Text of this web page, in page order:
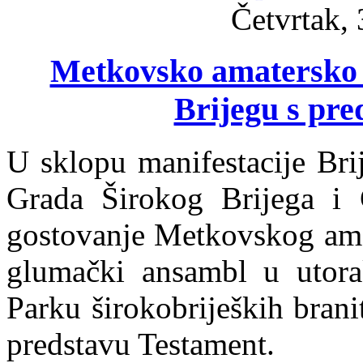
Četvrtak,
Metkovsko
Brijegu s
U sklopu manifestacije
Grada Širokog Brijega i
gostovanje Metkovskog
glumački ansambl u
Parku širokobrijeških
predstavu Testament.